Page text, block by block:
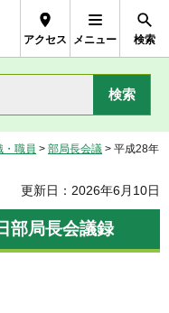
アクセス メニュー 検索
・職員 > 部局長会議 > 平成28年
更新日：2026年6月10日
部局長会議録